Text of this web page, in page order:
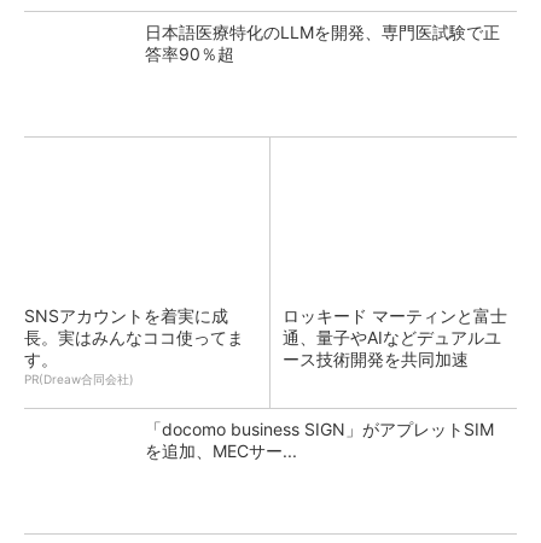
日本語医療特化のLLMを開発、専門医試験で正
答率90％超
SNSアカウントを着実に成
長。実はみんなココ使ってま
す。
PR(Dreaw合同会社)
ロッキード マーティンと富士
通、量子やAIなどデュアルユ
ース技術開発を共同加速
「docomo business SIGN」がアプレットSIM
を追加、MECサー...